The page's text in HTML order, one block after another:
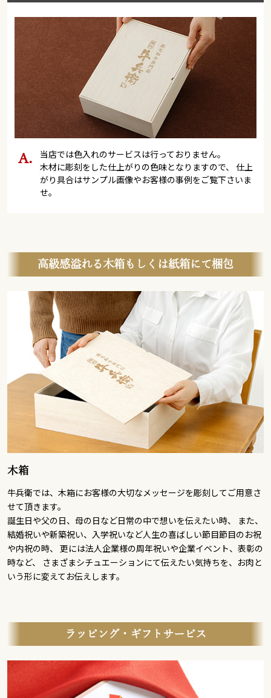
当店では色入れのサービスは行っておりません。
木材に彫刻をした仕上がりの色味となりますので、 仕上
がり具合はサンプル画像やお客様の事例をご覧下さいま
せ。
高級感溢れる木箱もしくは紙箱にて梱包
木箱
牛兵衛では、木箱にお客様の大切なメッセージを彫刻してご用意さ
せて頂きます。
誕生日や父の日、母の日など日常の中で想いを伝えたい時、 また、
結婚祝いや新築祝い、入学祝いなど人生の喜ばしい節目節目のお祝
や内祝の時、 更には法人企業様の周年祝いや企業イベント、表彰の
時など、 さまざまシチュエーションにて伝えたい気持ちを、お肉と
いう形に変えてお伝えします。
ラッピング・ギフトサービス